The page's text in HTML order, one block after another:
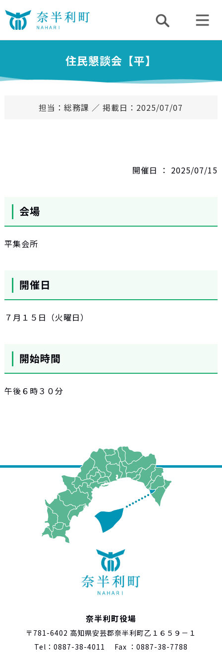
住民懇談会【平】
担当：総務課 ／ 掲載日：2025/07/07
開催日 ： 2025/07/15
会場
平集会所
開催日
７月１５日（火曜日）
開始時間
午後６時３０分
奈半利町役場
〒781-6402 高知県安芸郡奈半利町乙１６５９－１
Tel：0887-38-4011 Fax ：0887-38-7788